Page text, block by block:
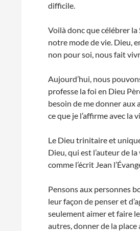
difficile.
Voilà donc que célébrer
notre mode de vie. Dieu,
non pour soi, nous fait
Aujourd’hui, nous
professe la foi en Dieu
besoin de me donner aux
ce que je l’affirme avec la
Le Dieu trinitaire et
Dieu, qui est l’auteur de
comme l’écrit Jean
Pensons aux personnes
leur façon de penser et
seulement aimer et faire
autres, donner de la place